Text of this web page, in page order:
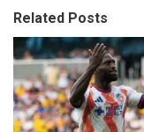
Related Posts